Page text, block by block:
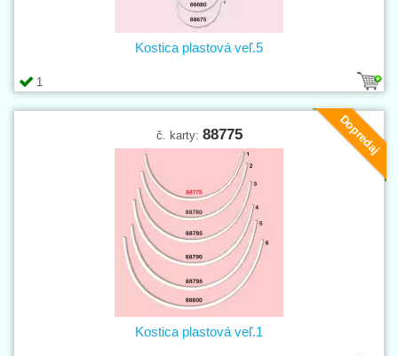
1
Kostica plastová veľ.5
Dopredaj
č. karty: 88775
Kostica plastová veľ.1